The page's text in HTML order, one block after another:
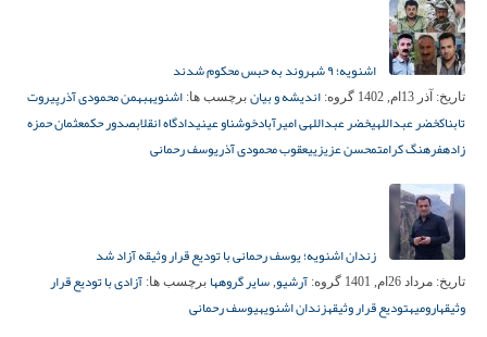
اشنویه؛ ۹ شهروند به حبس محکوم شدند
تاریخ: آذر 13ام, 1402 گروه: اندیشه و بیان برچسب ها: اشنویهبهمن محمودی آذرپیروت
تابناکخضر عبداللهیخضر عبداللهی امیرآبادخوشناو عینیدادگاه انقلابصدور حکمعثمان حمزه
زادهفرهنگ کرامتمحسن عزیزییعقوب محمودی آذریوسف رحمانی
زندان اشنویه؛ یوسف رحمانی با تودیع قرار وثیقه آزاد شد
تاریخ: مرداد 26ام, 1401 گروه: آرشیو, سایر گروهها برچسب ها: آزادی با تودیع قرار
وثیقهارومیهتودیع قرار وثیقهزندان اشنویهیوسف رحمانی